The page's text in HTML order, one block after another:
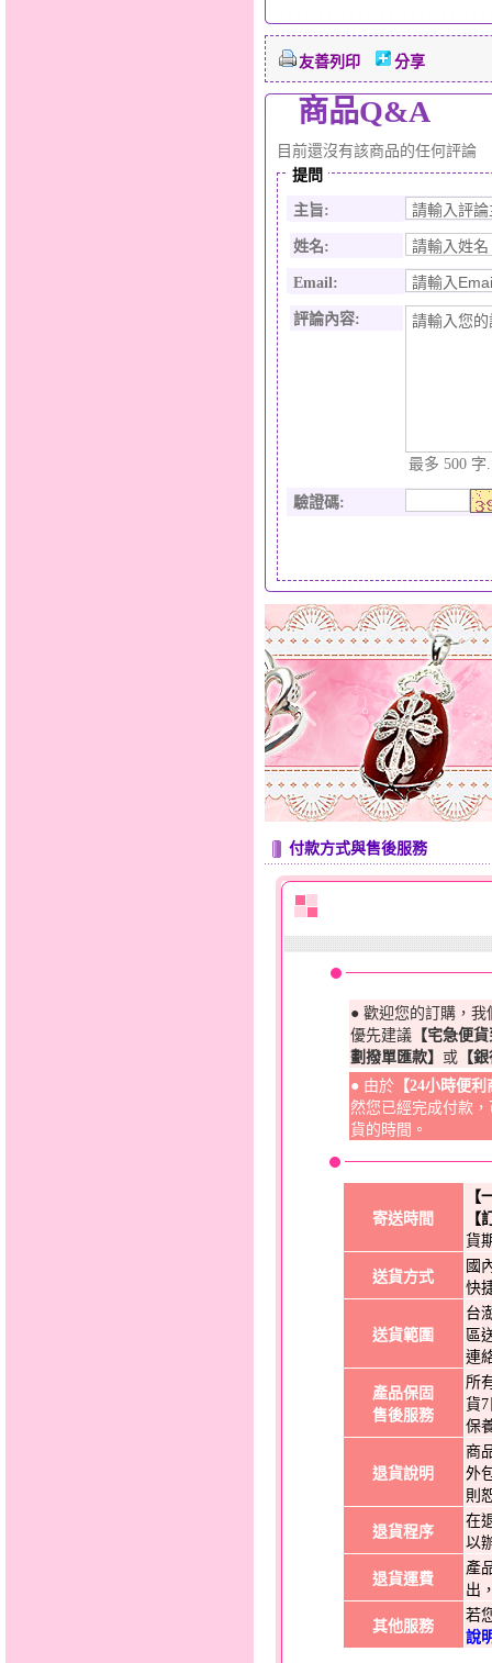
友善列印 分享
商品Q&A
目前還沒有該商品的任何評論
提問
主旨:
姓名:
Email:
評論內容:
最多 500 字.
驗證碼:
付款方式與售後服務
● 歡迎您的訂購，
優先建議 【宅急便
劃撥單匯款】 或 【
● 由於 【24小時便
然您已經完成付款
貨的時間。
寄送時間
【
【
貨
送貨方式
國
快
送貨範圍
台
區
連
產品保固
售後服務
所
貨
保
退貨說明
商
外
則
退貨程序
在
以
退貨運費
產
出
其他服務
若
說